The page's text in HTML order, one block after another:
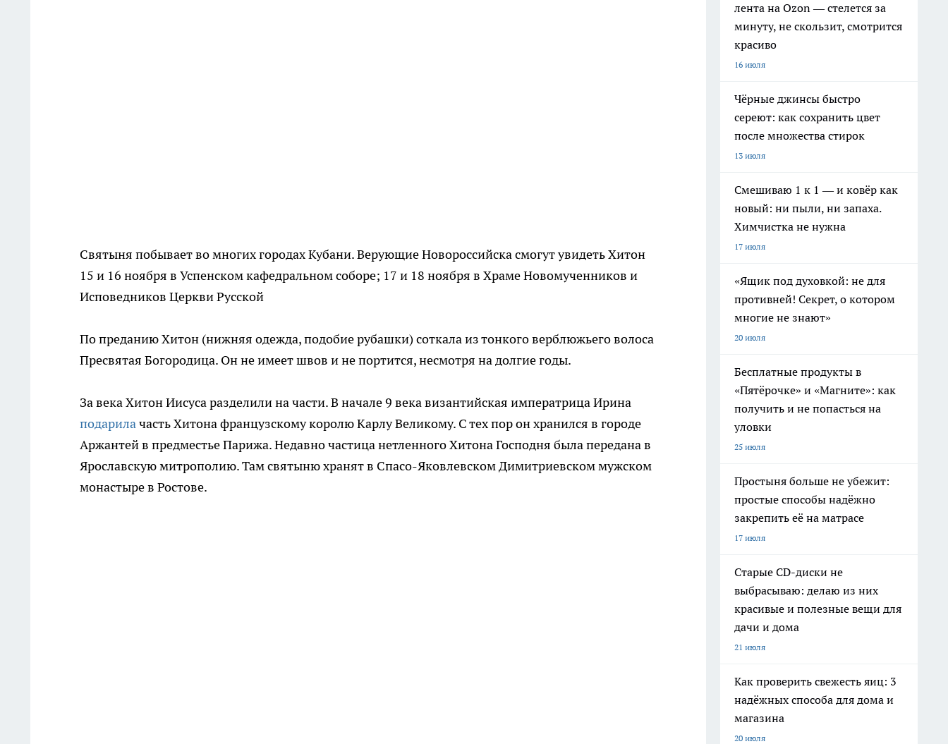
Святыня побывает во многих городах Кубани. Верующие Новороссийска смогут увидеть Хитон
15 и 16 ноября в Успенском кафедральном соборе; 17 и 18 ноября в Храме Новомученников и
Исповедников Церкви Русской
По преданию Хитон (нижняя одежда, подобие рубашки) соткала из тонкого верблюжьего волоса
Пресвятая Богородица. Он не имеет швов и не портится, несмотря на долгие годы.
За века Хитон Иисуса разделили на части. В начале 9 века византийская императрица Ирина
подарилачасть Хитона французскому королю Карлу Великому. С тех пор он хранился в городе
Аржантей в предместье Парижа. Недавно частица нетленного Хитона Господня была передана в
Ярославскую митрополию. Там святыню хранят в Спасо-Яковлевском Димитриевском мужском
монастыре в Ростове.
лента на Ozon — стелется за
минуту, не скользит, смотрится
красиво
16 июля
Чёрные джинсы быстро
сереют: как сохранить цвет
после множества стирок
13 июля
Смешиваю 1 к 1 — и ковёр как
новый: ни пыли, ни запаха.
Химчистка не нужна
17 июля
«Ящик под духовкой: не для
противней! Секрет, о котором
многие не знают»
20 июля
Бесплатные продукты в
«Пятёрочке» и «Магните»: как
получить и не попасться на
уловки
25 июля
Простыня больше не убежит:
простые способы надёжно
закрепить её на матрасе
17 июля
Старые CD-диски не
выбрасываю: делаю из них
красивые и полезные вещи для
дачи и дома
21 июля
Как проверить свежесть яиц: 3
надёжных способа для дома и
магазина
20 июля